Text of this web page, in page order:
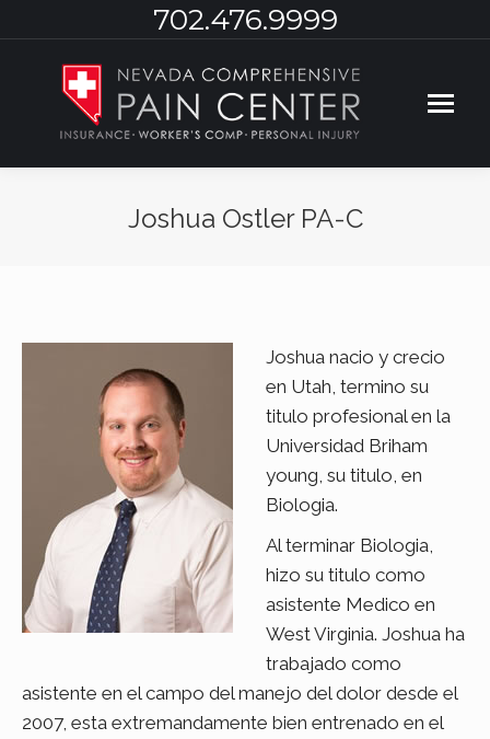
702.476.9999
Joshua Ostler PA-C
Joshua nacio y crecio
en Utah, termino su
titulo profesional en la
Universidad Briham
young, su titulo, en
Biologia.
Al terminar Biologia,
hizo su titulo como
asistente Medico en
West Virginia. Joshua ha
trabajado como
asistente en el campo del manejo del dolor desde el
2007, esta extremandamente bien entrenado en el